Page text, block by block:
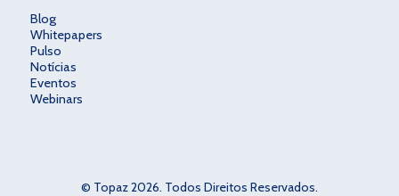
Blog
Whitepapers
Pulso
Notícias
Eventos
Webinars
© Topaz 2026. Todos Direitos Reservados.